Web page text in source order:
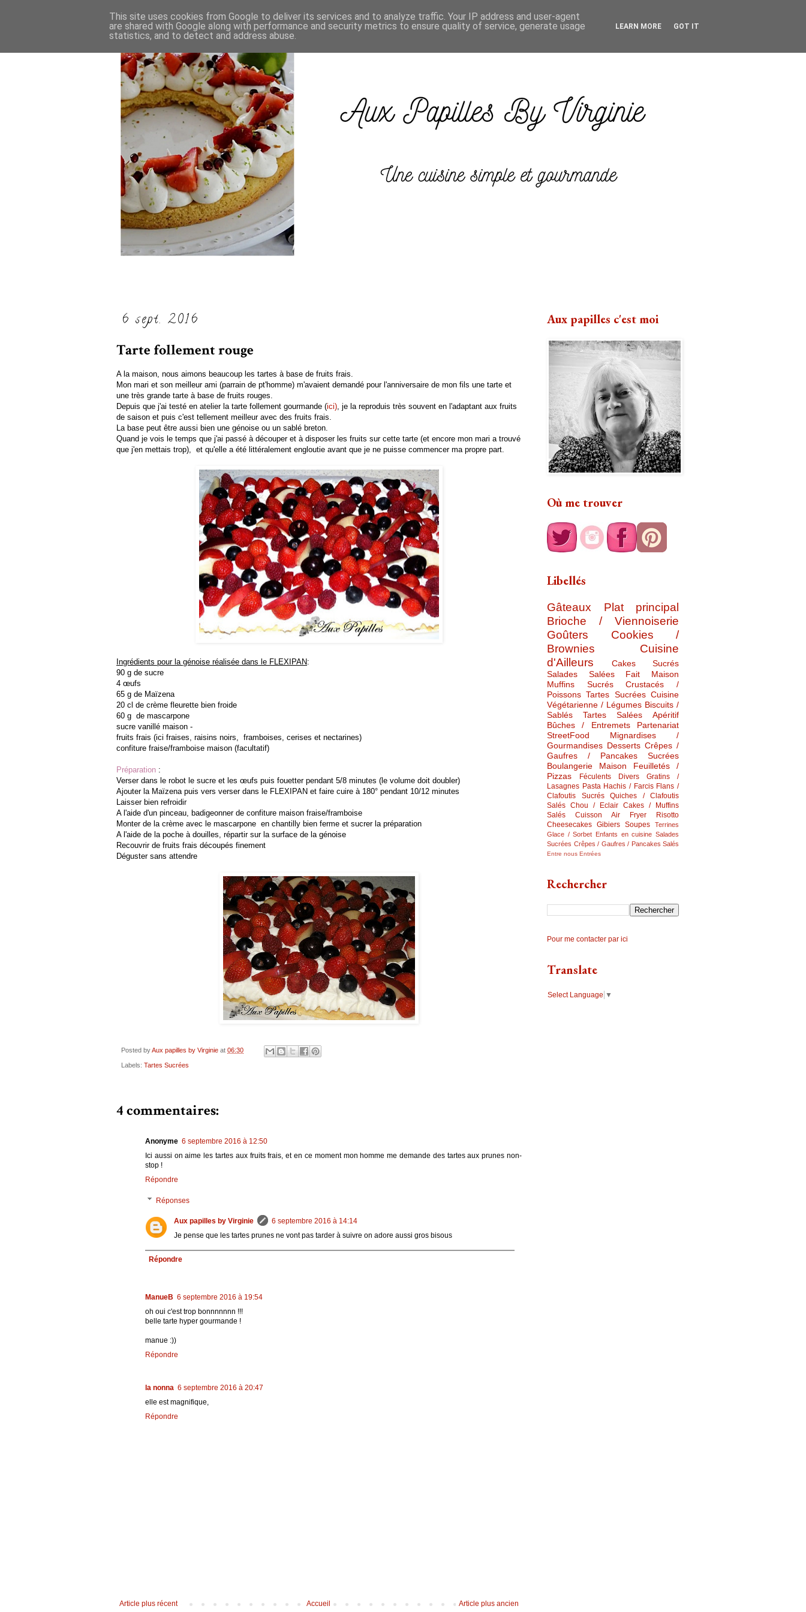
6 sept. 2016
Tarte follement rouge
A la maison, nous aimons beaucoup les tartes à base de fruits frais.
Mon mari et son meilleur ami (parrain de pt'homme) m'avaient demandé pour l'anniversaire de mon fils une tarte et
une très grande tarte à base de fruits rouges.
Depuis que j'ai testé en atelier la tarte follement gourmande (ici), je la reproduis très souvent en l'adaptant aux fruits
de saison et puis c'est tellement meilleur avec des fruits frais.
La base peut être aussi bien une génoise ou un sablé breton.
Quand je vois le temps que j'ai passé à découper et à disposer les fruits sur cette tarte (et encore mon mari a trouvé
que j'en mettais trop), et qu'elle a été littéralement engloutie avant que je ne puisse commencer ma propre part.
Ingrédients pour la génoise réalisée dans le FLEXIPAN:
90 g de sucre
4 œufs
65 g de Maïzena
20 cl de crème fleurette bien froide
60 g de mascarpone
sucre vanillé maison -
fruits frais (ici fraises, raisins noirs, framboises, cerises et nectarines)
confiture fraise/framboise maison (facultatif)
Préparation :
Verser dans le robot le sucre et les œufs puis fouetter pendant 5/8 minutes (le volume doit doubler)
Ajouter la Maïzena puis vers verser dans le FLEXIPAN et faire cuire à 180° pendant 10/12 minutes
Laisser bien refroidir
A l'aide d'un pinceau, badigeonner de confiture maison fraise/framboise
Monter de la crème avec le mascarpone en chantilly bien ferme et sucrer la préparation
A l'aide de la poche à douilles, répartir sur la surface de la génoise
Recouvrir de fruits frais découpés finement
Déguster sans attendre
Posted byAux papilles by Virginie at 06:30
Labels: Tartes Sucrées
4 commentaires:
Anonyme 6 septembre 2016 à 12:50
Ici aussi on aime les tartes aux fruits frais, et en ce moment mon homme me demande des tartes aux prunes non-
stop !
Répondre
Réponses
Aux papilles by Virginie
6 septembre 2016 à 14:14
Je pense que les tartes prunes ne vont pas tarder à suivre on adore aussi gros bisous
Répondre
ManueB 6 septembre 2016 à 19:54
oh oui c'est trop bonnnnnnn !!!
belle tarte hyper gourmande !
manue :))
Répondre
la nonna 6 septembre 2016 à 20:47
elle est magnifique,
Répondre
Article plus récent Article plus ancien
Accueil
Aux papilles c'est moi
Où me trouver
Libellés
Gâteaux
Plat principal
Brioche / Viennoiserie
Goûters
Cookies /
Brownies
Cuisine
d'Ailleurs
Cakes Sucrés
Salades Salées
Fait Maison
Muffins Sucrés
Crustacés /
Poissons Tartes Sucrées Cuisine
Végétarienne / Légumes Biscuits /
Sablés
Tartes Salées
Apéritif
Bûches / Entremets
Partenariat
StreetFood
Mignardises /
Gourmandises Desserts Crêpes /
Gaufres / Pancakes Sucrées
Boulangerie Maison
Feuilletés /
Pizzas
Féculents Divers
Gratins /
Lasagnes Pasta Hachis / Farcis Flans /
Clafoutis Sucrés
Quiches / Clafoutis
Salés Chou / Eclair Cakes / Muffins
Salés
Cuisson Air Fryer
Risotto
Cheesecakes Gibiers Soupes
Terrines
Glace / Sorbet Enfants en cuisine Salades
Sucrées Crêpes / Gaufres / Pancakes Salés
Entre nous Entrées
Rechercher
Pour me contacter par ici
Translate
Select Language ▼
This site uses cookies from Google to deliver its services and to analyze traffic. Your IP address and user-agent
are shared with Google along with performance and security metrics to ensure quality of service, generate usage
statistics, and to detect and address abuse.
LEARN MORE GOT IT